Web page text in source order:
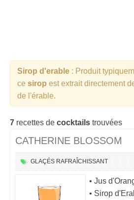
Sirop d'erable : Produit
ce sirop est extrait directement
de l'érable.
7 recettes de cocktails trouvées
CATHERINE BLOSSOM
GLAÇÉS RAFRAÎCHISSANT
• Jus
• Sirop